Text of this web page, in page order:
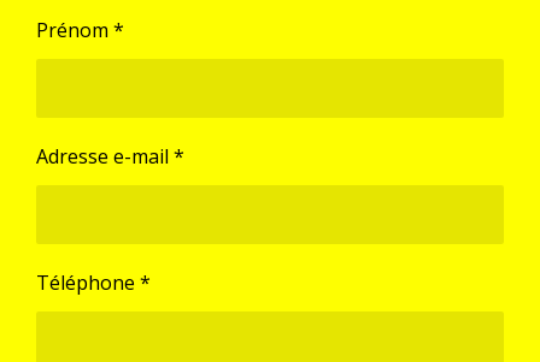
Prénom *
Adresse e-mail *
Téléphone *